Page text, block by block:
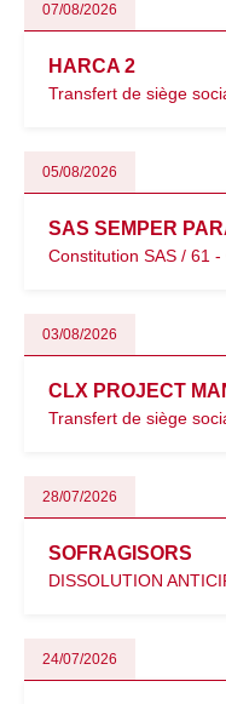
07/08/2026
HARCA 2
Transfert de siège
05/08/2026
SAS SEMPER
Constitution SAS / 61 -
03/08/2026
CLX PROJECT
Transfert de siège
28/07/2026
SOFRAGISORS
DISSOLUTION
24/07/2026